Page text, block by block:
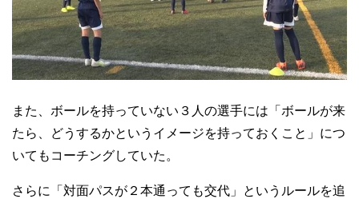
また、ボールを持っていない３人の選手には「ボールが来
たら、どうするかというイメージを持っておくこと」につ
いてもコーチングしていた。
さらに「対面パスが２本通っても交代」というルールを追